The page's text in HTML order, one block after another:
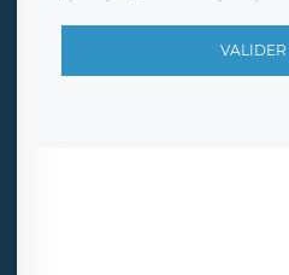
offrant desclauses de protection
en sollicite la suppression, étant
demander la suppression de
VALIDER